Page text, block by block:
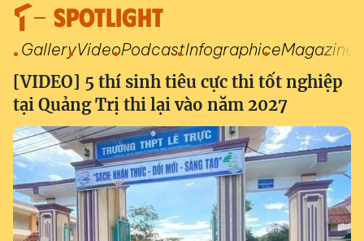
SPOTLIGHT
GalleryVideoPodcastInfographiceMagazine
[VIDEO] 5 thí sinh tiêu cực thi tốt nghiệp
tại Quảng Trị thi lại vào năm 2027